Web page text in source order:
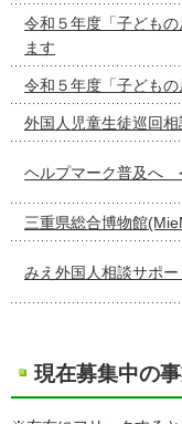
令和５年度「子ど
ます
令和５年度「子ども
外国人児童生徒巡回
ヘルプマーク普及へ
三重県総合博物館
みえ外国人相談サポ
現在募集中の